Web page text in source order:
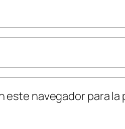
navegador para